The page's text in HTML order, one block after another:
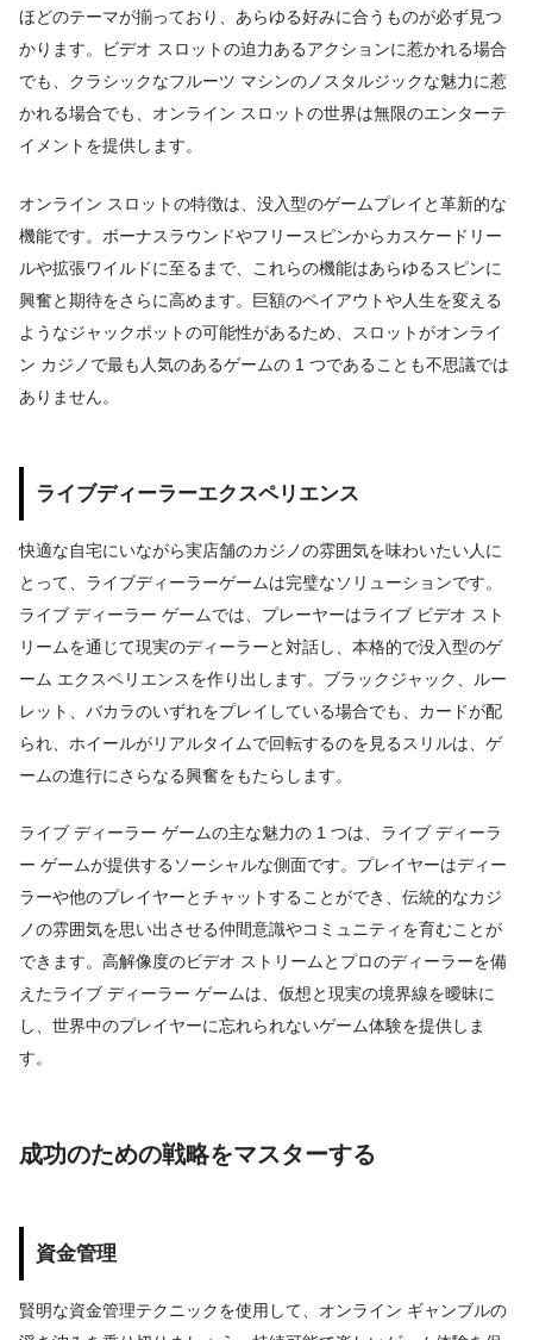
ほどのテーマが揃っており、あらゆる好みに合うものが必ず見つ
かります。ビデオ スロットの迫力あるアクションに惹かれる場合
でも、クラシックなフルーツ マシンのノスタルジックな魅力に惹
かれる場合でも、オンライン スロットの世界は無限のエンターテ
イメントを提供します。
オンライン スロットの特徴は、没入型のゲームプレイと革新的な
機能です。ボーナスラウンドやフリースピンからカスケードリー
ルや拡張ワイルドに至るまで、これらの機能はあらゆるスピンに
興奮と期待をさらに高めます。巨額のペイアウトや人生を変える
ようなジャックポットの可能性があるため、スロットがオンライ
ン カジノで最も人気のあるゲームの 1 つであることも不思議では
ありません。
ライブディーラーエクスペリエンス
快適な自宅にいながら実店舗のカジノの雰囲気を味わいたい人に
とって、ライブディーラーゲームは完璧なソリューションです。
ライブ ディーラー ゲームでは、プレーヤーはライブ ビデオ スト
リームを通じて現実のディーラーと対話し、本格的で没入型のゲ
ーム エクスペリエンスを作り出します。ブラックジャック、ルー
レット、バカラのいずれをプレイしている場合でも、カードが配
られ、ホイールがリアルタイムで回転するのを見るスリルは、ゲ
ームの進行にさらなる興奮をもたらします。
ライブ ディーラー ゲームの主な魅力の 1 つは、ライブ ディーラ
ー ゲームが提供するソーシャルな側面です。プレイヤーはディー
ラーや他のプレイヤーとチャットすることができ、伝統的なカジ
ノの雰囲気を思い出させる仲間意識やコミュニティを育むことが
できます。高解像度のビデオ ストリームとプロのディーラーを備
えたライブ ディーラー ゲームは、仮想と現実の境界線を曖昧に
し、世界中のプレイヤーに忘れられないゲーム体験を提供しま
す。
成功のための戦略をマスターする
資金管理
賢明な資金管理テクニックを使用して、オンライン ギャンブルの